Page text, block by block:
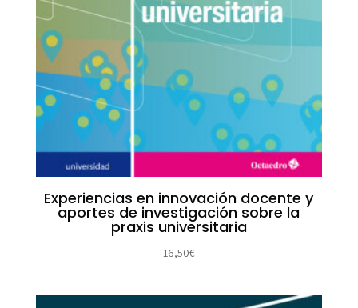
Experiencias en innovación docente y
aportes de investigación sobre la
praxis universitaria
16,50€